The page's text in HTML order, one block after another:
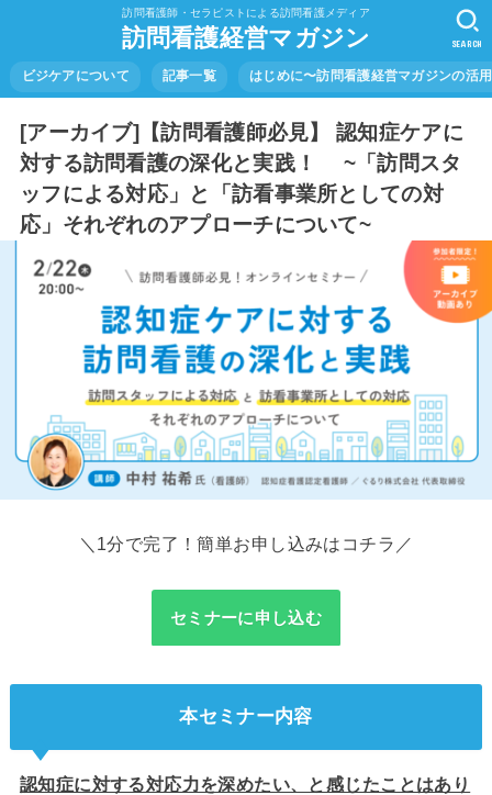
訪問看護師・セラピストによる訪問看護メディア
訪問看護経営マガジン
ビジケアについて 記事一覧 はじめに〜訪問看護経営マガジンの活
SEARCH
[アーカイブ]【訪問看護師必見】 認知症ケアに
対する訪問看護の深化と実践！ ~「訪問スタ
ッフによる対応」と「訪看事業所としての対
応」それぞれのアプローチについて~
＼1分で完了！簡単お申し込みはコチラ／
セミナーに申し込む
本セミナー内容
認知症に対する対応力を深めたい、と感じたことはあり